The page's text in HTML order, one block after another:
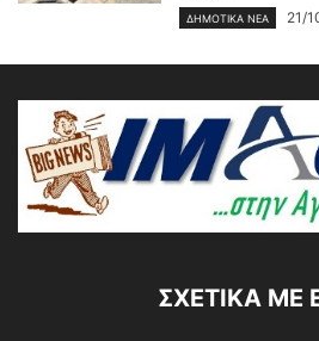
ΔΗΜΟΤΙΚΑ ΝΕΑ 21/
ΣΧΕΤΙΚΆ ΜΕ